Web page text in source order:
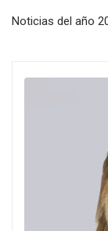
Noticias del año